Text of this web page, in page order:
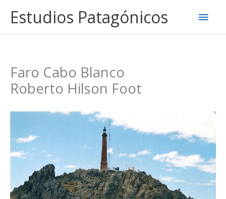
contenido
Estudios Patagónicos
Faro Cabo Blanco
Roberto Hilson Foot